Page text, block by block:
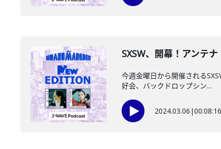
SXSW、開幕！アンテ
今週金曜日から開催される
好会、バックドロップシン...
2024.03.06 |00:08:16